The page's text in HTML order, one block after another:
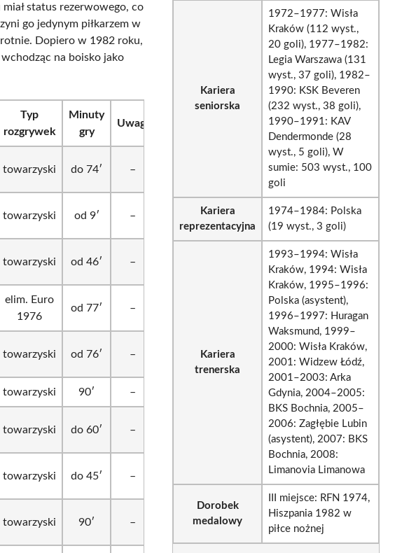
status rezerwowego, co
go jedynym piłkarzem w
Dopiero w 1982 roku,
na boisko jako
Typ
rozgrywek
Minuty
gry
Uwagi
towarzyski do 74′ –
towarzyski od 9′ –
towarzyski od 46′ –
elim. Euro
1976
od 77′ –
towarzyski od 76′ –
towarzyski 90′ –
towarzyski do 60′ –
towarzyski do 45′ –
towarzyski 90′ –
Kariera
seniorska
1972–1977: Wisła
Kraków (112 wyst.,
20 goli), 1977–1982:
Legia Warszawa (131
wyst., 37 goli), 1982–
1990: KSK Beveren
(232 wyst., 38 goli),
1990–1991: KAV
Dendermonde (28
wyst., 5 goli), W
sumie: 503 wyst., 100
goli
Kariera
reprezentacyjna
1974–1984: Polska
(19 wyst., 3 goli)
Kariera
trenerska
1993–1994: Wisła
Kraków, 1994: Wisła
Kraków, 1995–1996:
Polska (asystent),
1996–1997: Huragan
Waksmund, 1999–
2000: Wisła Kraków,
2001: Widzew Łódź,
2001–2003: Arka
Gdynia, 2004–2005:
BKS Bochnia, 2005–
2006: Zagłębie Lubin
(asystent), 2007: BKS
Bochnia, 2008:
Limanovia Limanowa
Dorobek
medalowy
III miejsce: RFN 1974,
Hiszpania 1982 w
piłce nożnej